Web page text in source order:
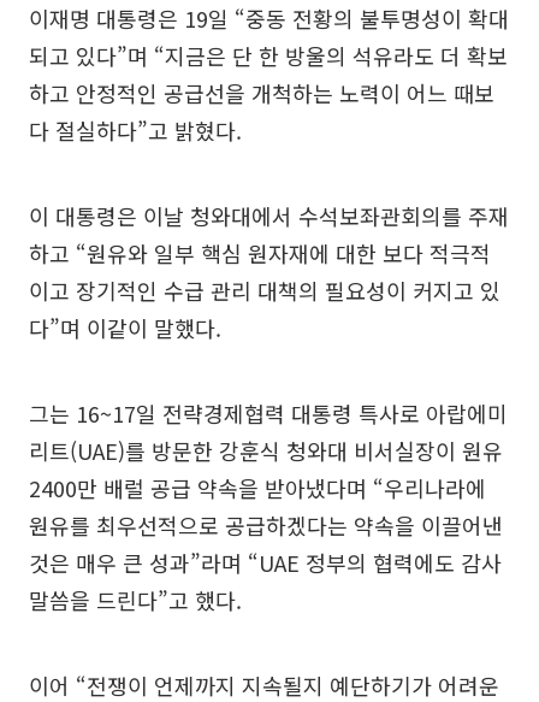
이재명 대통령은 19일 “중동 전황의 불투명성이 확대
되고 있다”며 “지금은 단 한 방울의 석유라도 더 확보
하고 안정적인 공급선을 개척하는 노력이 어느 때보
다 절실하다”고 밝혔다.
이 대통령은 이날 청와대에서 수석보좌관회의를 주재
하고 “원유와 일부 핵심 원자재에 대한 보다 적극적
이고 장기적인 수급 관리 대책의 필요성이 커지고 있
다”며 이같이 말했다.
그는 16~17일 전략경제협력 대통령 특사로 아랍에미
리트(UAE)를 방문한 강훈식 청와대 비서실장이 원유
2400만 배럴 공급 약속을 받아냈다며 “우리나라에
원유를 최우선적으로 공급하겠다는 약속을 이끌어낸
것은 매우 큰 성과”라며 “UAE 정부의 협력에도 감사
말씀을 드린다”고 했다.
이어 “전쟁이 언제까지 지속될지 예단하기가 어려운